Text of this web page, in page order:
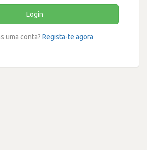
Login
uma conta? Regista-te agora